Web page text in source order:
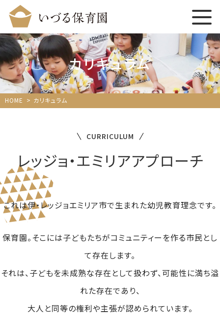
カリキュラム
HOME カリキュラム
CURRICULUM
レッジョ・エミリアアプローチ
これは伊・レッジョエミリア市で生まれた幼児教育理念です。
保育園。そこには子どもたちがコミュニティーを作る市民とし
て存在します。
それは、子どもを未成熟な存在として扱わず、可能性に満ち溢
れた存在であり、
大人と同等の権利や主張が認められています。